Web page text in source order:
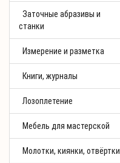
Заточные абразивы и
станки
Измерение и разметка
Книги, журналы
Лозоплетение
Мебель для мастерской
Молотки, киянки, отвёртки